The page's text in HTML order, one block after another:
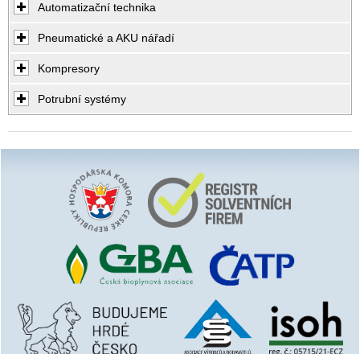
Automatizační technika
Pneumatické a AKU nářadí
Kompresory
Potrubní systémy